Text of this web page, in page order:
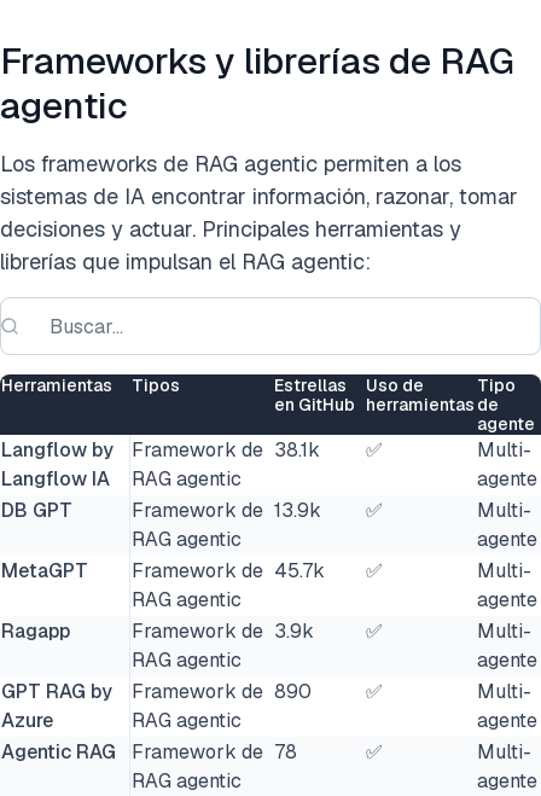
Frameworks y librerías de RAG
agentic
Los frameworks de RAG agentic permiten a los
sistemas de IA encontrar información, razonar, tomar
decisiones y actuar. Principales herramientas y
librerías que impulsan el RAG agentic:
Herramientas Tipos
Estrellas
en GitHub
Uso de
herramientas
Tipo
de
agente
Langflow by
Langflow IA
Framework de
RAG agentic
38.1k ✅
Multi-
agente
DB GPT
Framework de
RAG agentic
13.9k ✅
Multi-
agente
MetaGPT
Framework de
RAG agentic
45.7k ✅
Multi-
agente
Ragapp
Framework de
RAG agentic
3.9k ✅
Multi-
agente
GPT RAG by
Azure
Framework de
RAG agentic
890 ✅
Multi-
agente
Agentic RAG
Framework de
RAG agentic
78 ✅
Multi-
agente